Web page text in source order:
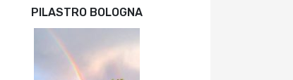
PILASTRO BOLOGNA